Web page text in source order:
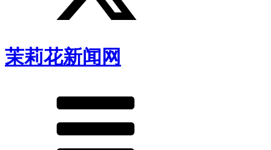
茉莉花新闻网